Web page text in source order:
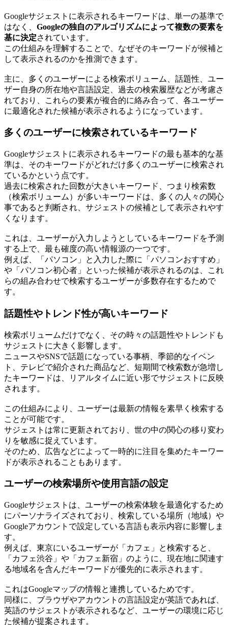
Googleサジェストに表示されるキーワードは、単一の基準で
はなく、 Googleの独自のアルゴリズムによって複数の要素を
基に決定されています。
この仕組みを理解することで、なぜそのキーワードが候補と
して表示されるのかを推測できます。
主に、多くのユーザーによる検索ボリューム、話題性、ユー
ザー自身の所在地や言語設定、過去の検索履歴などが考慮さ
れており、これらの要素が複合的に絡み合って、各ユーザー
に最適化された候補が表示されるようになっています。
多くのユーザーに検索されているキーワード
Googleサジェストに表示されるキーワードの最も基本的な基
準は、そのキーワードがどれだけ多くのユーザーに検索され
ているかという点です。
過去に検索された回数が大きいキーワード、つまり検索数
（検索ボリューム）が多いキーワードは、多くの人々の関心
事であると判断され、サジェストの候補として表示されやす
くなります。
これは、ユーザーが入力しようとしているキーワードを予測
する上で、最も確度の高い情報源の一つです。
例えば、「パソコン」と入力した際に「パソコンおすすめ」
や「パソコン初心者」といった候補が表示されるのは、これ
らの組み合わせで検索するユーザーが多数存在するためで
す。
話題性やトレンド性が高いキーワード
検索ボリュームだけでなく、その時々の話題性やトレンドも
サジェストに大きく影響します。
ニュースやSNSで話題になっている事柄、季節的なイベン
ト、テレビで紹介された商品など、短期間で検索数が急増し
たキーワードは、リアルタイムに近い形でサジェストに反映
されます。
この仕組みにより、ユーザーは最新の情報を素早く検索する
ことが可能です。
サジェストは常に更新されており、世の中の関心の移り変わ
りを敏感に捉えています。
そのため、広告などによって一時的に注目を集めたキーワー
ドが表示されることもあります。
ユーザーの検索場所や使用言語の設定
Googleサジェストは、ユーザーの検索体験を最適化するため
にパーソナライズされており、検索している場所（地域）や
Googleアカウントで設定している言語も表示内容に影響しま
す。
例えば、東京にいるユーザーが「カフェ」と検索すると、
「カフェ渋谷」や「カフェ新宿」のように、現在地に関連す
る地域名を含んだキーワードが優先的に表示されます。
これはGoogleマップの情報と連携しているためです。
同様に、ブラウザやアカウントの言語設定が英語であれば、
英語のサジェストが表示されるなど、ユーザーの環境に応じ
た候補が提案されます。